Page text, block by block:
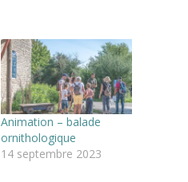
Animation – balade
ornithologique
14 septembre 2023